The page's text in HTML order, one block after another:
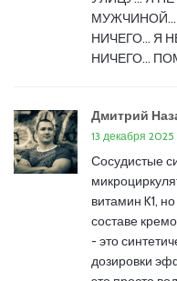
МУЖЧИНОЙ...
НИЧЕГО... Я
НИЧЕГО...
Дмитрий
13 декабря 2025
Сосудистые
витамин K1,
составе
- это
дозировки